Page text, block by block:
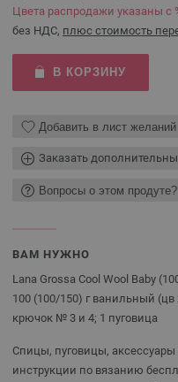
Цвета распродажи указаны с
без НДС, плюс стоимость
В КОРЗИНУ
Добавить в лист желаний
Заказать
Вопросы о этом продуте?
ВАМ НУЖНО
Lana Grossa Cool Wool Baby
100 (100/150) г ванильный
крючок № 3 и 4; 1 пуговица
Спицы, пуговицы,
инструкции по вязанию